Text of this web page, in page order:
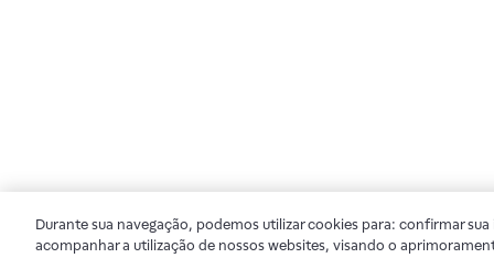
Durante sua navegação, podemos utilizar cookies para: confirmar
acompanhar a utilização de nossos websites, visando o